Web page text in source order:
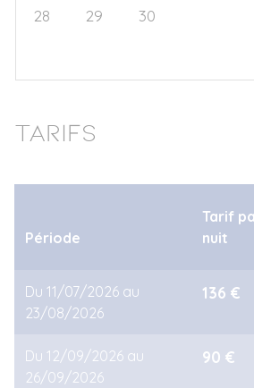
28 29 30
Tarifs
Période
Tarif
nuit
Du 11/07/2026 au
23/08/2026
136 €
Du 12/09/2026 au
26/09/2026
90 €